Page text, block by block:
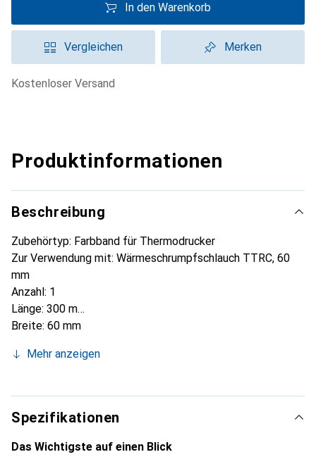
In den Warenkorb
Vergleichen Merken
kostenloser Versand
Produktinformationen
Beschreibung
Zubehörtyp: Farbband für Thermodrucker
Zur Verwendung mit: Wärmeschrumpfschlauch TTRC, 60
mm
Anzahl: 1
Länge: 300 m
Breite: 60 mm
Mehr anzeigen
Spezifikationen
Das Wichtigste auf einen Blick